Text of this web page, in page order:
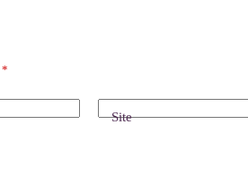
*
Site